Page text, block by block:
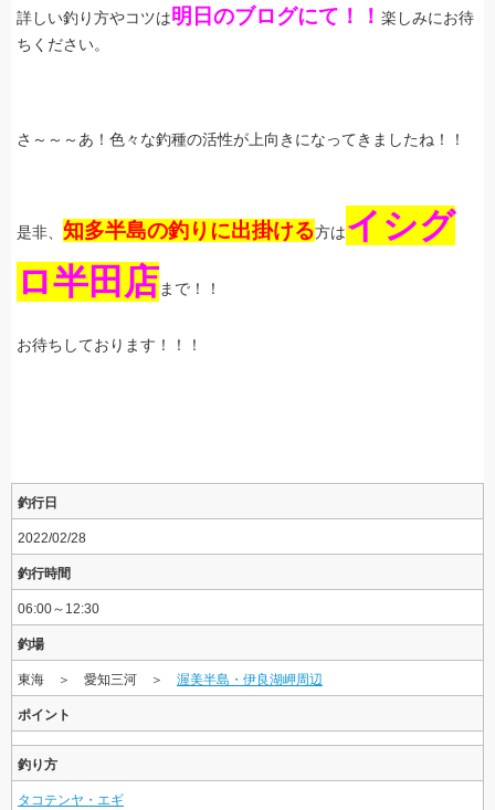
詳しい釣り方やコツは明日のブログにて！！ 楽しみにお待
ちください。
さ～～～あ！色々な釣種の活性が上向きになってきましたね！！
是非、 知多半島の釣りに出掛ける方はイシグ
ロ半田店まで！！
お待ちしております！！！
釣行日
2022/02/28
釣行時間
06:00～12:30
釣場
東海 ＞ 愛知三河 ＞ 渥美半島・伊良湖岬周辺
ポイント
釣り方
タコテンヤ・エギ